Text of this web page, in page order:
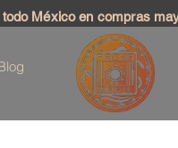
México en compras